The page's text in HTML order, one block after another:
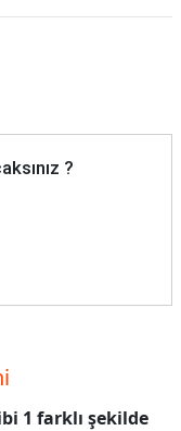
?
1 farklı şekilde